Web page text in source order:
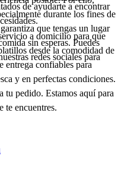
de ayudarte a encontrar
durante los fines de
que tengas un lugar
sin esperas. Puedes
redes sociales para
a domicilio para que
desde la comodidad de
entrega confiables para
y en perfectas condiciones.
tu pedido. Estamos aquí para
te encuentres.